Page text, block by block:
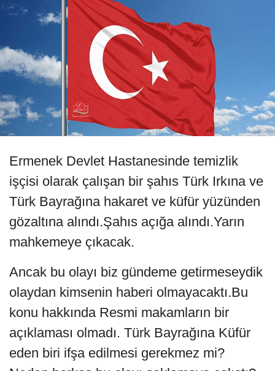
Ermenek Devlet Hastanesinde temizlik
işçisi olarak çalışan bir şahıs Türk Irkına ve
Türk Bayrağına hakaret ve küfür yüzünden
gözaltına alındı.Şahıs açığa alındı.Yarın
mahkemeye çıkacak.
Ancak bu olayı biz gündeme getirmeseydik
olaydan kimsenin haberi olmayacaktı.Bu
konu hakkında Resmi makamların bir
açıklaması olmadı. Türk Bayrağına Küfür
eden biri ifşa edilmesi gerekmez mi?